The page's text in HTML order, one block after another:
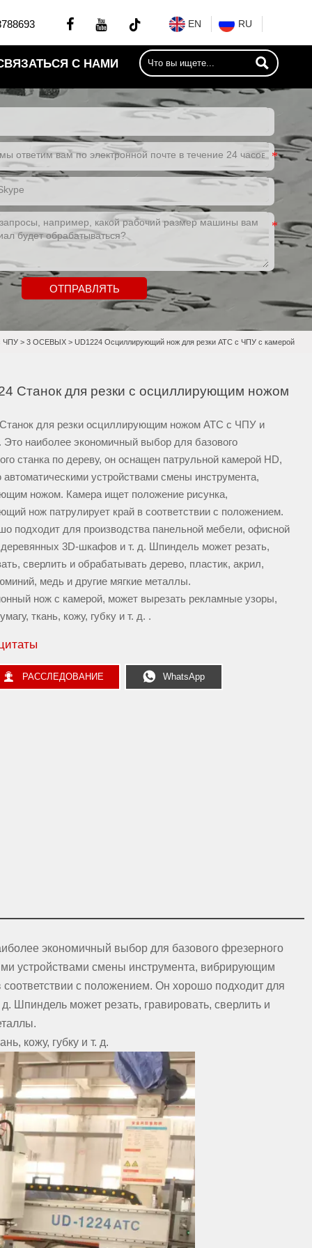
  EN RU
С НАМИ 
ОТПРАВЛЯТЬ
ЧПУ> 3 ОСЕВЫХ> UD1224 Осциллирующий нож для резки ATC с ЧПУ с камерой
Станок для резки с осциллирующим ножом
для резки осциллирующим ножом ATC с ЧПУ и
Это наиболее экономичный выбор для базового
станка по дереву, он оснащен патрульной камерой HD,
устройствами смены инструмента,
ножом. Камера ищет положение рисунка,
нож патрулирует край в соответствии с положением.
подходит для производства панельной мебели, офисной
3D-шкафов и т. д. Шпиндель может резать,
сверлить и обрабатывать дерево, пластик, акрил,
медь и другие мягкие металлы.
нож с камерой, может вырезать рекламные узоры,
ткань, кожу, губку и т. д. .
 РАССЛЕДОВАНИЕ  WhatsApp
экономичный выбор для базового фрезерного
устройствами смены инструмента, вибрирующим
с положением. Он хорошо подходит для
Шпиндель может резать, гравировать, сверлить и
кожу, губку и т. д.